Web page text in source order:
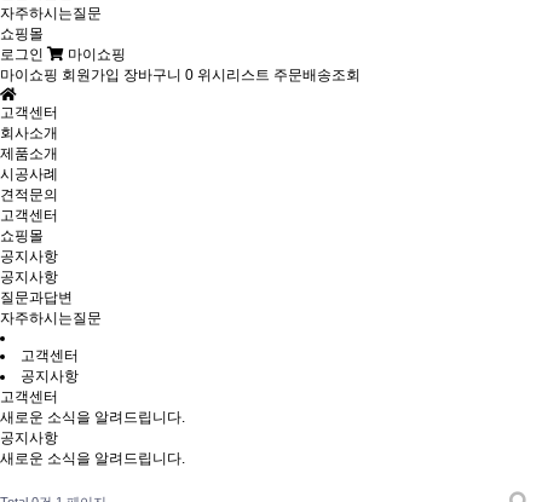
자주하시는질문
쇼핑몰
로그인
마이쇼핑
마이쇼핑 회원가입 장바구니 0 위시리스트 주문배송조회
고객센터
회사소개
제품소개
시공사례
견적문의
고객센터
쇼핑몰
공지사항
공지사항
질문과답변
자주하시는질문
고객센터
공지사항
고객센터
새로운 소식을 알려드립니다.
공지사항
새로운 소식을 알려드립니다.